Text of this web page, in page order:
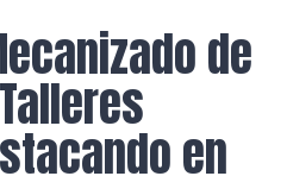
de
en